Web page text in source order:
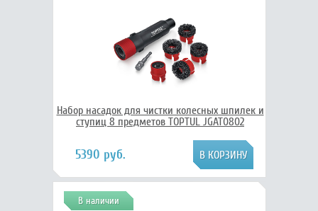
Набор насадок для чистки колесных шпилек и
ступиц 8 предметов TOPTUL JGAT0802
5390 руб.
В наличии